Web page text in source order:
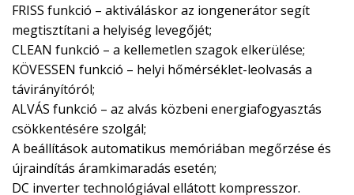
FRISS funkció – aktiváláskor az iongenerátor segít
megtisztítani a helyiség levegőjét;
CLEAN funkció – a kellemetlen szagok elkerülése;
KÖVESSEN funkció – helyi hőmérséklet-leolvasás a
távirányítóról;
ALVÁS funkció – az alvás közbeni energiafogyasztás
csökkentésére szolgál;
A beállítások automatikus memóriában megőrzése és
újraindítás áramkimaradás esetén;
DC inverter technológiával ellátott kompresszor.